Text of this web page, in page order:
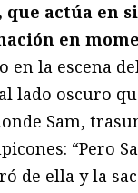
actúa en
en
en la escena
lado oscuro
Sam,
“Pero
de ella y la